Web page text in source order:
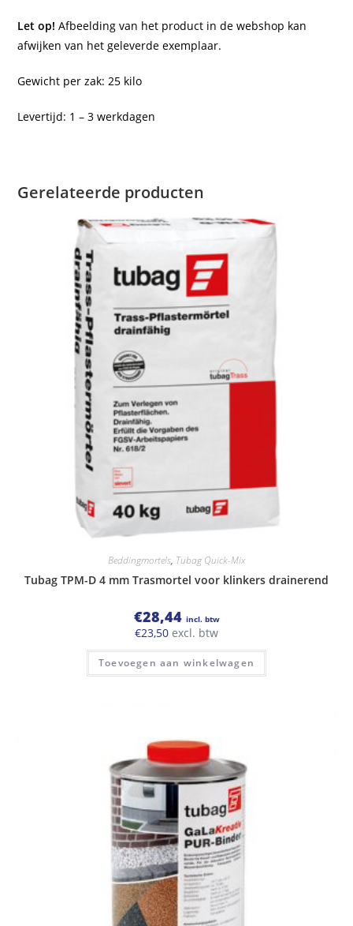
Let op! Afbeelding van het product in de webshop kan
afwijken van het geleverde exemplaar.
Gewicht per zak: 25 kilo
Levertijd: 1 – 3 werkdagen
Gerelateerde producten
Beddingmortels, Tubag Quick-Mix
Tubag TPM-D 4 mm Trasmortel voor klinkers drainerend
€28,44 incl. btw
€23,50 excl. btw
Toevoegen aan winkelwagen